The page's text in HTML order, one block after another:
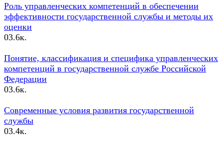
Роль управленческих компетенций в обеспечении
эффективности государственной службы и методы их
оценки
03.6к.
Понятие, классификация и специфика управленческих
компетенций в государственной службе Российской
Федерации
03.6к.
Современные условия развития государственной
службы
03.4к.